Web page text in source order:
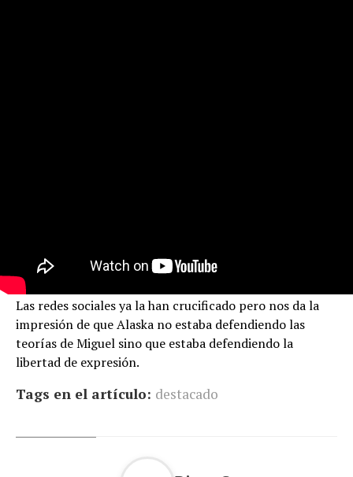
Las redes sociales ya la han crucificado pero nos da la
impresión de que Alaska no estaba defendiendo las
teorías de Miguel sino que estaba defendiendo la
libertad de expresión.
Tags en el artículo: destacado